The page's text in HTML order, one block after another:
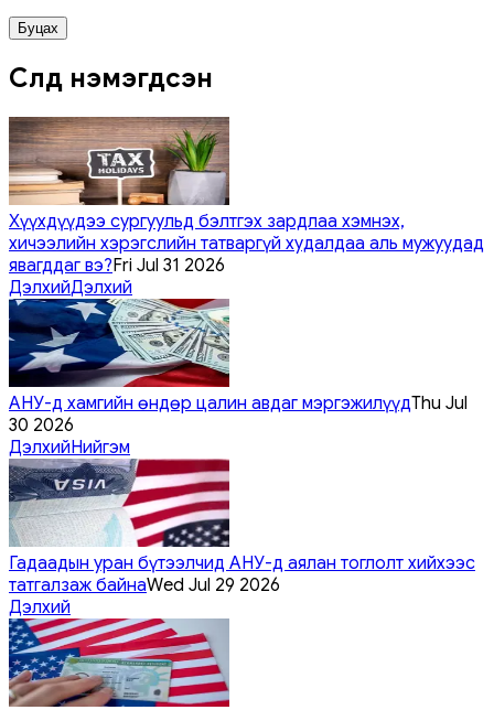
Буцах
Сүүлд нэмэгдсэн
Хүүхдүүдээ сургуульд бэлтгэх зардлаа хэмнэх,
хичээлийн хэрэгслийн татваргүй худалдаа аль мужуудад
явагддаг вэ?Fri Jul 31 2026
ДэлхийДэлхий
АНУ-д хамгийн өндөр цалин авдаг мэргэжилүүдThu Jul
30 2026
ДэлхийНийгэм
Гадаадын уран бүтээлчид АНУ-д аялан тоглолт хийхээс
татгалзаж байнаWed Jul 29 2026
Дэлхий